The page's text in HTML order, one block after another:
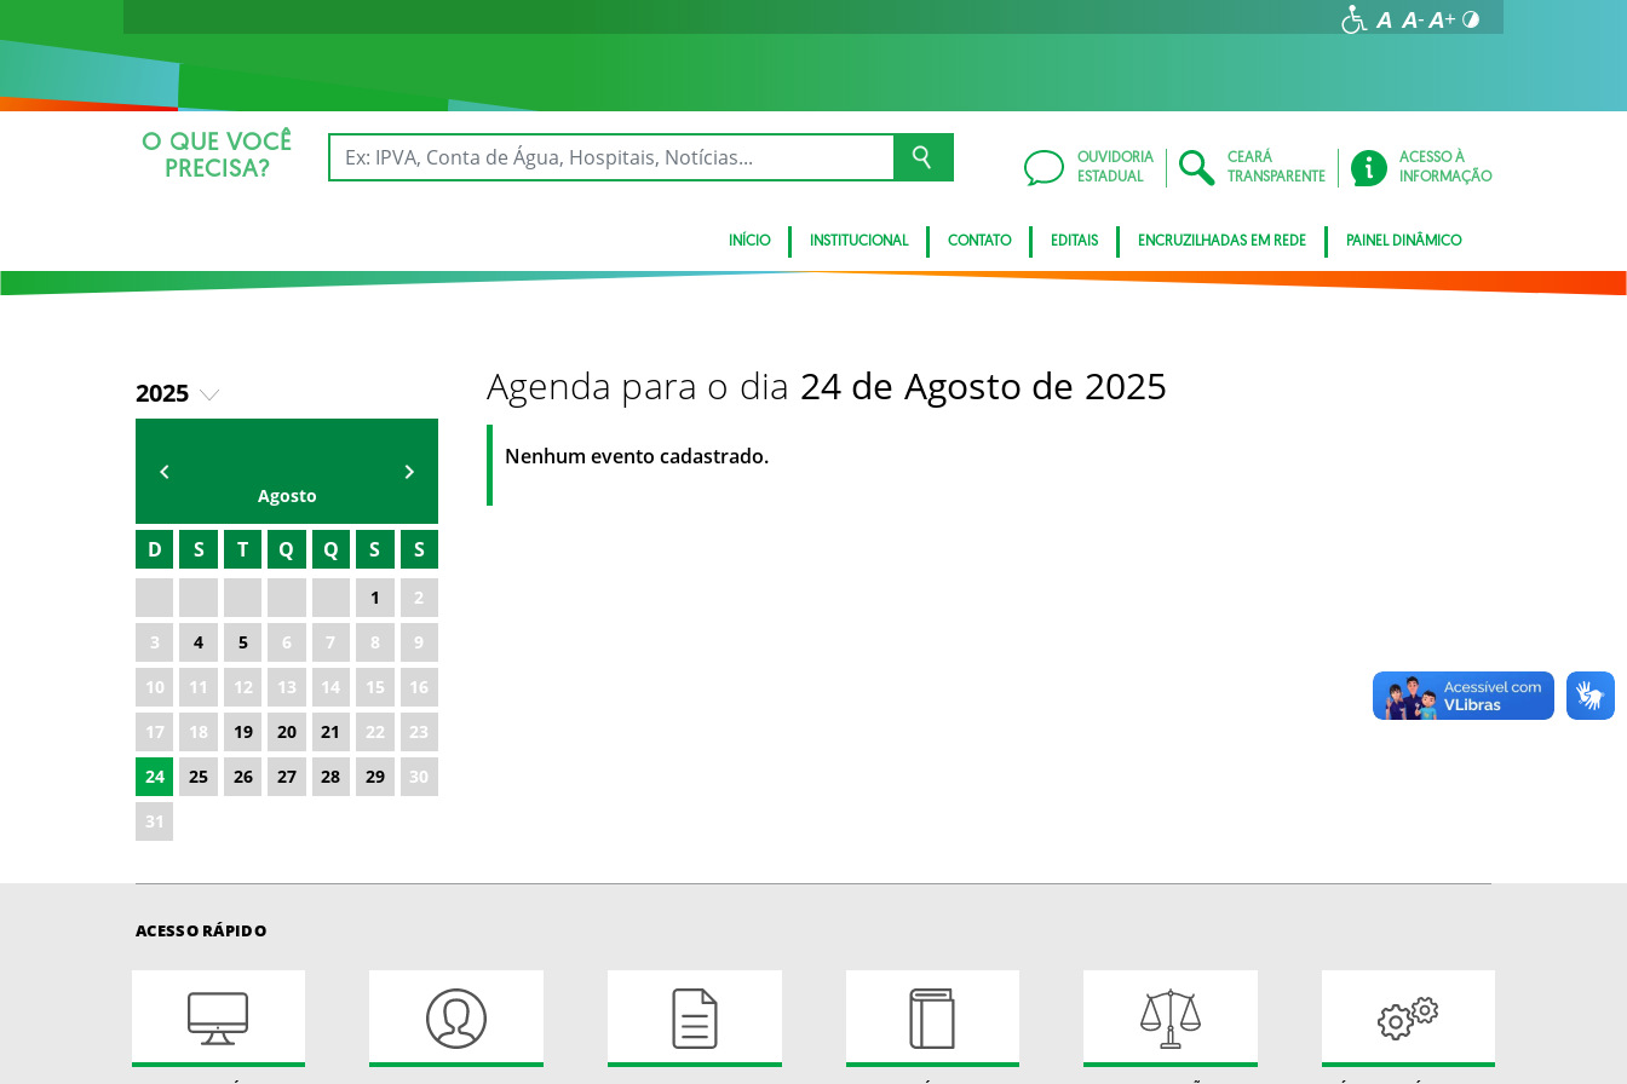
O QUE VOCÊ
PRECISA?
OUVIDORIA
ESTADUAL
CEARÁ
TRANSPARENTE
ACESSO À
INFORMAÇÃO
INÍCIO INSTITUCIONAL CONTATO EDITAIS ENCRUZILHADAS EM REDE PAINEL DINÂMICO
2025
Agosto
D S T Q Q S S
1
2
3
4 5 6 7 8
9
10
11 12 13 14 15
16
17
18 19 20 21 22
23
24
25 26 27 28 29
30
31
Agenda para o dia 24 de Agosto de 2025
Nenhum evento cadastrado.
ACESSO RÁPIDO